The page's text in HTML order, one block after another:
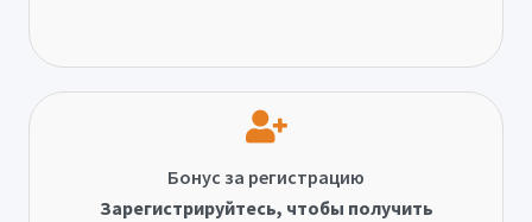
Бонус за регистрацию
Зарегистрируйтесь, чтобы получить